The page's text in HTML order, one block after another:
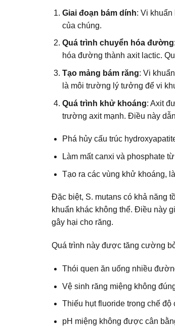
Giai đoạn bám dính: Vi khuẩn
của chúng.
Quá trình chuyển hóa đường
hóa đường thành axit lactic.
Tạo mảng bám răng: Vi
là môi trường lý tưởng để vi
Quá trình khử khoáng: Axit
trường axit mạnh. Điều này
Phá hủy cấu trúc
Làm mất canxi và phosphate
Tạo ra các vùng khử khoáng,
Đặc biệt, S. mutans có khả năng
khuẩn khác không thể. Điều này
gây hại cho răng.
Quá trình này được tăng cường
Thói quen ăn uống nhiều
Vệ sinh răng miệng không
Thiếu hụt fluoride trong chế độ
pH miệng không được cân